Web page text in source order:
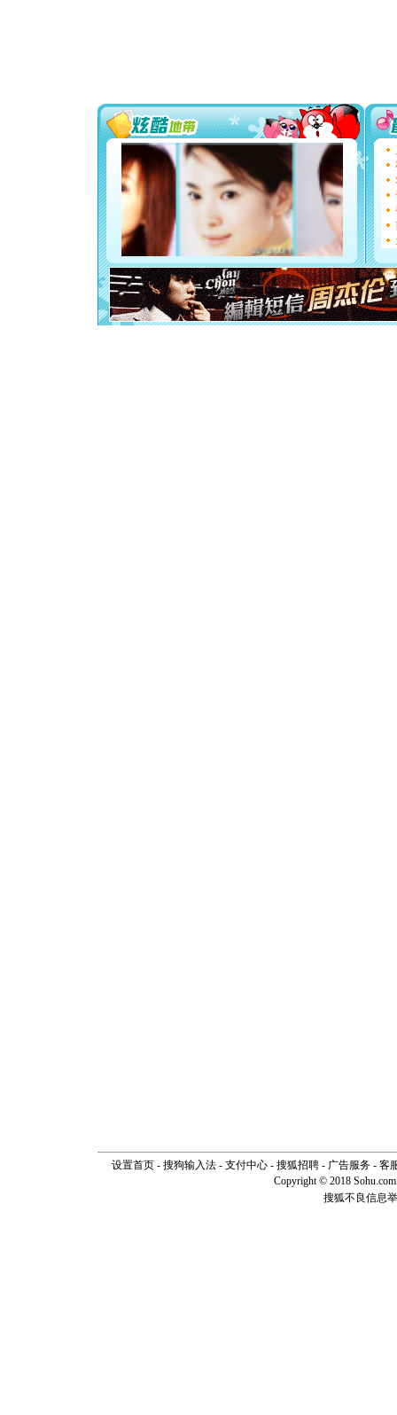
你太多，
要平安
[圣诞节]
能正大
天都要快
[圣诞节]
如意,快
[元旦]
看
断电。
你是我
[元旦]
起；二是
离。水晶
[元旦]当
泣，这痛
设置首页- 搜狗输入法- 支付中心- 搜狐招聘- 广告服务- 客
Copyright © 2018
搜狐不良信息